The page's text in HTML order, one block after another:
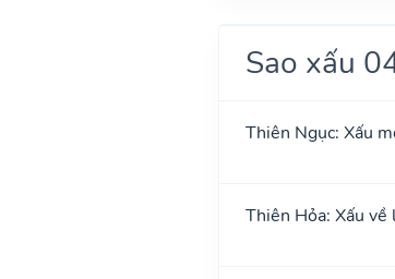
Sao xấu
Thiên Ngục: Xấu
Thiên Hỏa: Xấu về